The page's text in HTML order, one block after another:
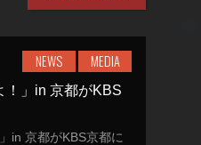
NEWS MEDIA
！」in 京都がKBS
in 京都がKBS京都に